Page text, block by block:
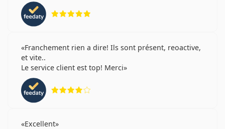
Franchement rien a dire! Ils sont présent, reoactive,
et vite..
Le service client est top! Merci
Excellent